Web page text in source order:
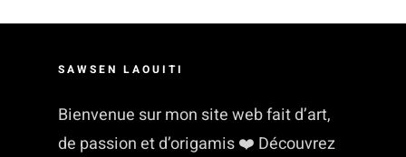
SAWSEN LAOUITI
Bienvenue sur mon site web fait d’art,
de passion et d’origamis ❤️ Découvrez